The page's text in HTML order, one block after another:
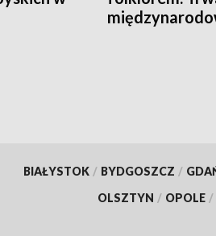
BIAŁYSTOK / BYDGOSZCZ /
OLSZTYN / OPOLE /